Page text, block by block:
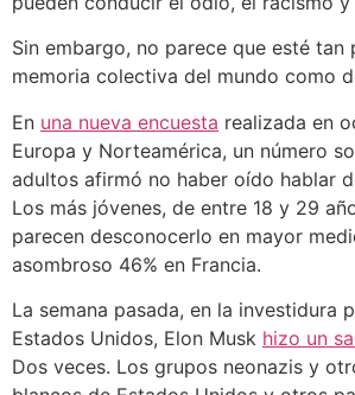
Sin embargo, no parece que esté tan
memoria colectiva del mundo como
En una nueva encuesta realizada en
Europa y Norteamérica, un número
adultos afirmó no haber oído hablar
Los más jóvenes, de entre 18 y 29
parecen desconocerlo en mayor
asombroso 46% en Francia.
La semana pasada, en la investidura
Estados Unidos, Elon Musk hizo un
Dos veces. Los grupos neonazis y